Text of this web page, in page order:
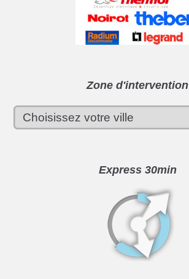
Zone d'intervention
Express 30min